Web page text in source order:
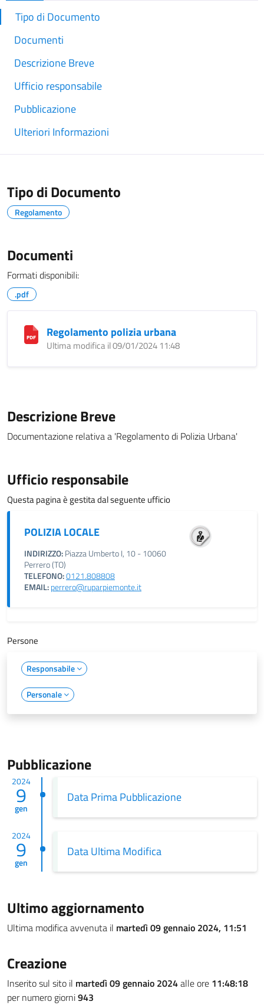
Tipo di Documento
Documenti
Descrizione Breve
Ufficio responsabile
Pubblicazione
Ulteriori Informazioni
Tipo di Documento
Regolamento
Documenti
Formati disponibili:
.pdf
Regolamento polizia urbana
Ultima modifica il 09/01/2024 11:48
Descrizione Breve
Documentazione relativa a 'Regolamento di Polizia Urbana'
Ufficio responsabile
Questa pagina è gestita dal seguente ufficio
POLIZIA LOCALE
INDIRIZZO:Piazza Umberto I, 10 - 10060
Perrero (TO)
TELEFONO:0121.808808
EMAIL:perrero@ruparpiemonte.it
Persone
Responsabile
Personale
Pubblicazione
2024
9
gen
Data Prima Pubblicazione
2024
9
gen
Data Ultima Modifica
Ultimo aggiornamento
Ultima modifica avvenuta il martedì 09 gennaio 2024, 11:51
Creazione
Inserito sul sito il martedì 09 gennaio 2024alle ore 11:48:18
per numero giorni943